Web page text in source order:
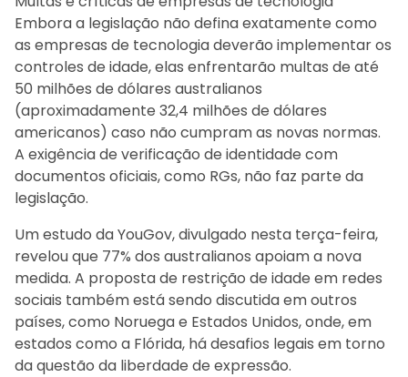
Embora a legislação não defina exatamente como
as empresas de tecnologia deverão implementar os
controles de idade, elas enfrentarão multas de até
50 milhões de dólares australianos
(aproximadamente 32,4 milhões de dólares
americanos) caso não cumpram as novas normas.
A exigência de verificação de identidade com
documentos oficiais, como RGs, não faz parte da
legislação.
Um estudo da YouGov, divulgado nesta terça-feira,
revelou que 77% dos australianos apoiam a nova
medida. A proposta de restrição de idade em redes
sociais também está sendo discutida em outros
países, como Noruega e Estados Unidos, onde, em
estados como a Flórida, há desafios legais em torno
da questão da liberdade de expressão.